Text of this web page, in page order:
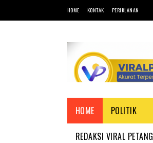
HOME KONTAK PERIKLANAN
HOME POLITIK
REDAKSI VIRAL PETANG